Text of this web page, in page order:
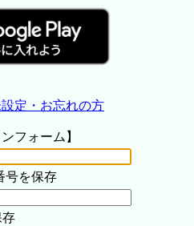
定・お忘れの方
フォーム】
号を保存
存